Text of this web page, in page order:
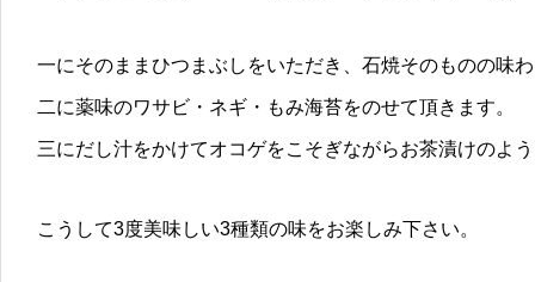
一にそのままひつまぶしをいただき、石焼そのものの味
二に薬味のワサビ・ネギ・もみ海苔をのせて頂きます。
三にだし汁をかけてオコゲをこそぎながらお茶漬けのよ
こうして3度美味しい3種類の味をお楽しみ下さい。